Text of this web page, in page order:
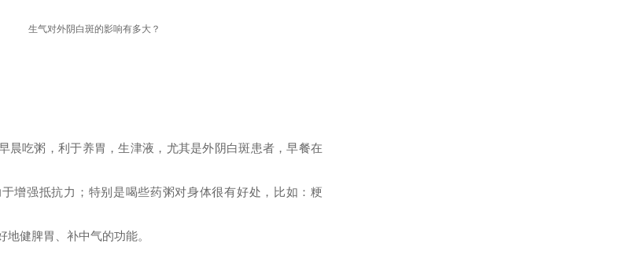
生气对外阴白斑的影响有多大？
晨吃粥，利于养胃，生津液，尤其是外阴白斑患者，早餐在
增强抵抗力；特别是喝些药粥对身体很有好处，比如：粳
健脾胃、补中气的功能。